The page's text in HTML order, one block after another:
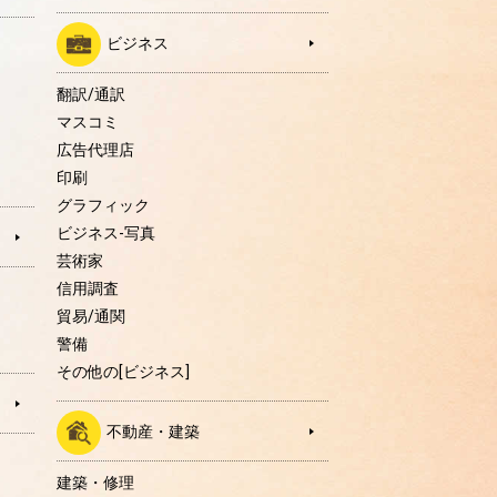
ビジネス
翻訳/通訳
マスコミ
広告代理店
印刷
グラフィック
ビジネス-写真
芸術家
信用調査
貿易/通関
警備
その他の[ビジネス]
不動産・建築
建築・修理